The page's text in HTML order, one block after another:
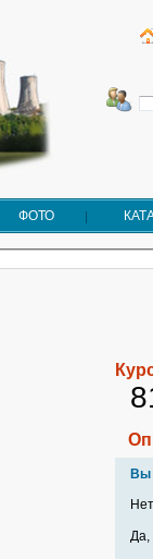
ФОТО
Вы
Нет
Да,